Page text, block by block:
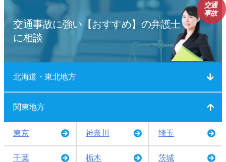
交通事故に強い【おすすめ】の弁護士
に相談
交通
事故
北海道・東北地方
関東地方
東京 神奈川 埼玉
千葉 栃木 茨城